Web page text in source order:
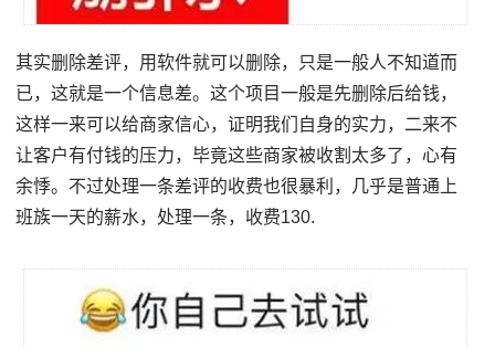
其实删除差评，用软件就可以删除，只是一般人不知道而
已，这就是一个信息差。这个项目一般是先删除后给钱，
这样一来可以给商家信心，证明我们自身的实力，二来不
让客户有付钱的压力，毕竟这些商家被收割太多了，心有
余悸。不过处理一条差评的收费也很暴利，几乎是普通上
班族一天的薪水，处理一条，收费130.